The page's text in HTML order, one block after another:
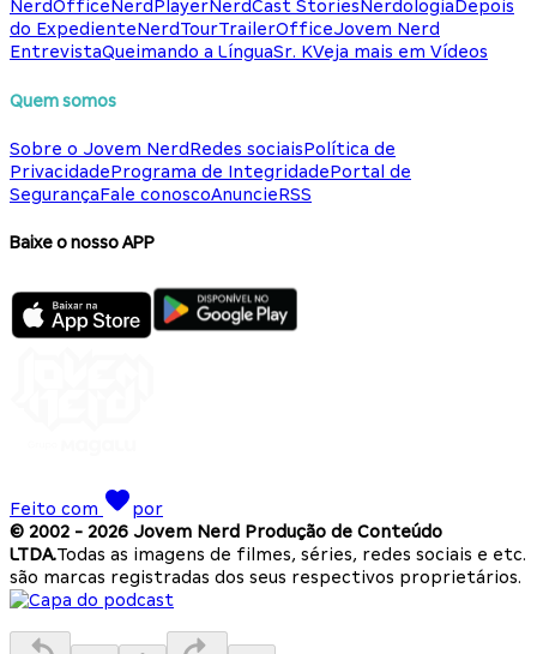
NerdOfficeNerdPlayerNerdCast StoriesNerdologiaDepois
do ExpedienteNerdTourTrailerOfficeJovem Nerd
EntrevistaQueimando a LínguaSr. KVeja mais em Vídeos
Quem somos
Sobre o Jovem NerdRedes sociaisPolítica de
PrivacidadePrograma de IntegridadePortal de
SegurançaFale conoscoAnuncieRSS
Baixe o nosso APP
Feito com
por
© 2002 - 2026 Jovem Nerd Produção de Conteúdo
LTDA.Todas as imagens de filmes, séries, redes sociais e etc.
são marcas registradas dos seus respectivos proprietários.